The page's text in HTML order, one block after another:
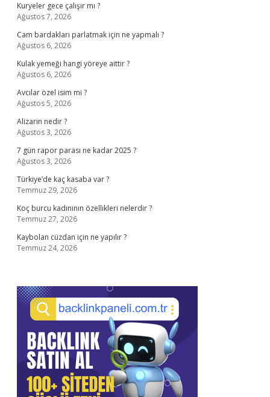
Kuryeler gece çalışır mı ?
Ağustos 7, 2026
Cam bardakları parlatmak için ne yapmalı ?
Ağustos 6, 2026
Kulak yemeği hangi yöreye aittir ?
Ağustos 6, 2026
Avcılar özel isim mi ?
Ağustos 5, 2026
Alizarin nedir ?
Ağustos 3, 2026
7 gün rapor parası ne kadar 2025 ?
Ağustos 3, 2026
Türkiye’de kaç kasaba var ?
Temmuz 29, 2026
Koç burcu kadınının özellikleri nelerdir ?
Temmuz 27, 2026
Kaybolan cüzdan için ne yapılır ?
Temmuz 24, 2026